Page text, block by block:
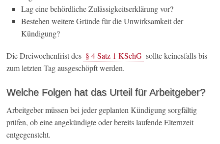
Lag eine behördliche Zulässigkeitserklärung vor?
Bestehen weitere Gründe für die Unwirksamkeit der
Kündigung?
Die Dreiwochenfrist des § 4 Satz 1 KSchG sollte keinesfalls bis
zum letzten Tag ausgeschöpft werden.
Welche Folgen hat das Urteil für Arbeitgeber?
Arbeitgeber müssen bei jeder geplanten Kündigung sorgfältig
prüfen, ob eine angekündigte oder bereits laufende Elternzeit
entgegensteht.